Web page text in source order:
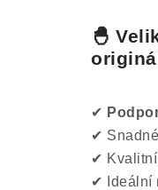
🐣
✔
✔ Snadné
✔ Kvalitní
✔ Ideální